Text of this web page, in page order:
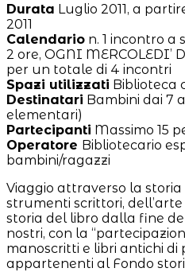
Durata Luglio 2011, a
2011
Calendario n. 1 incontro
2 ore, OGNI MERCOLEDI’
per un totale di 4 incontri
Spazi utilizzati Biblioteca
Destinatari Bambini dai 7
elementari)
Partecipanti Massimo 15
Operatore Bibliotecario
bambini/ragazzi
Viaggio attraverso la
strumenti scrittori,
storia del libro dalla fine
nostri, con la
manoscritti e libri antichi di
appartenenti al Fondo